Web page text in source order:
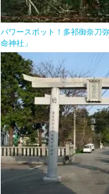
パワースポット！多祁御奈刀
命神社」